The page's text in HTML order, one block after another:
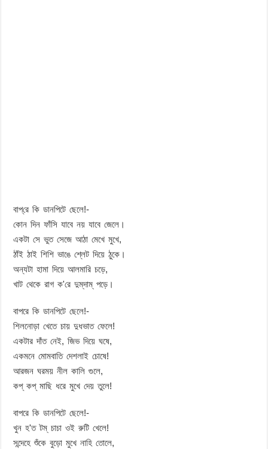
বাপ্‌রে কি ডানপিটে ছেলে!-
কোন দিন ফাঁসি যাবে নয় যাবে জেলে।
একটা সে ভুত সেজে আঠা মেখে মুখে,
ঠাঁই ঠাই শিশি ভাঙে শ্লেট দিয়ে ঠুকে।
অন্যটা হামা দিয়ে আলমারি চড়ে,
খাট থেকে রাগ ক'রে দুম্‌দাম্ পড়ে।
বাপরে কি ডানপিটে ছেলে!-
শিলনোড়া খেতে চায় দুধভাত ফেলে!
একটার দাঁত নেই, জিভ দিয়ে ঘষে,
একমনে মোমবাতি দেশলাই চোষে!
আরজন ঘরময় নীল কালি গুলে,
কপ্ কপ্ মাছি ধরে মুখে দেয় তুলে!
বাপরে কি ডানপিটে ছেলে!-
খুন হ'ত টম্ চাচা ওই রুটি খেলে!
সন্দেহে শুঁকে বুড়ো মুখে নাহি তোলে,